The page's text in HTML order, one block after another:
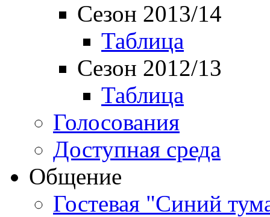
Сезон 2013/14
Таблица
Сезон 2012/13
Таблица
Голосования
Доступная среда
Общение
Гостевая "Синий